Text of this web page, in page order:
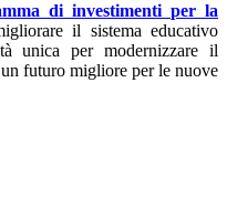
di investimenti per la
il sistema educativo
unica per modernizzare il
futuro migliore per le nuove